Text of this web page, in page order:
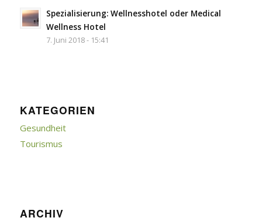
Spezialisierung: Wellnesshotel oder Medical
Wellness Hotel
7. Juni 2018 - 15:41
KATEGORIEN
Gesundheit
Tourismus
ARCHIV